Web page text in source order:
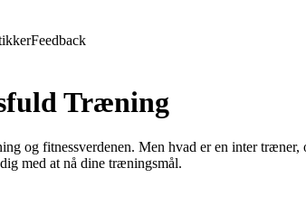
Feedback
Træning
og fitnessverdenen. Men hvad er en inter
med at nå dine træningsmål.